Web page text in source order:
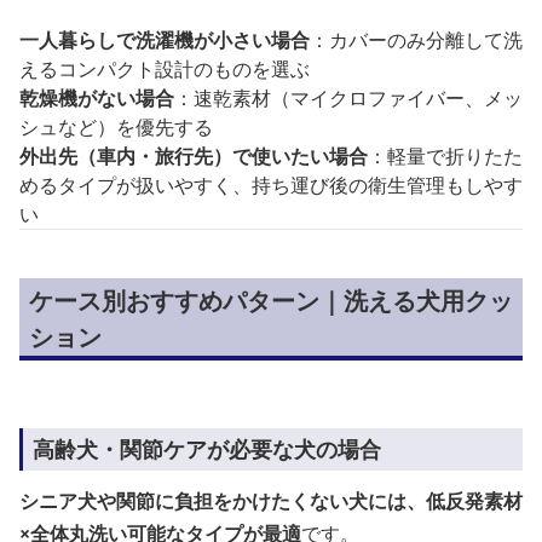
一人暮らしで洗濯機が小さい場合 ：カバーのみ分離して洗
えるコンパクト設計のものを選ぶ
乾燥機がない場合 ：速乾素材（マイクロファイバー、メッ
シュなど）を優先する
外出先（車内・旅行先）で使いたい場合 ：軽量で折りたた
めるタイプが扱いやすく、持ち運び後の衛生管理もしやす
い
ケース別おすすめパターン｜洗える犬用クッ
ション
高齢犬・関節ケアが必要な犬の場合
シニア犬や関節に負担をかけたくない犬には、低反発素材
×全体丸洗い可能なタイプが最適です。